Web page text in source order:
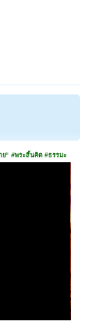
ย“ #พระสิ้นคิด #ธรรมะ